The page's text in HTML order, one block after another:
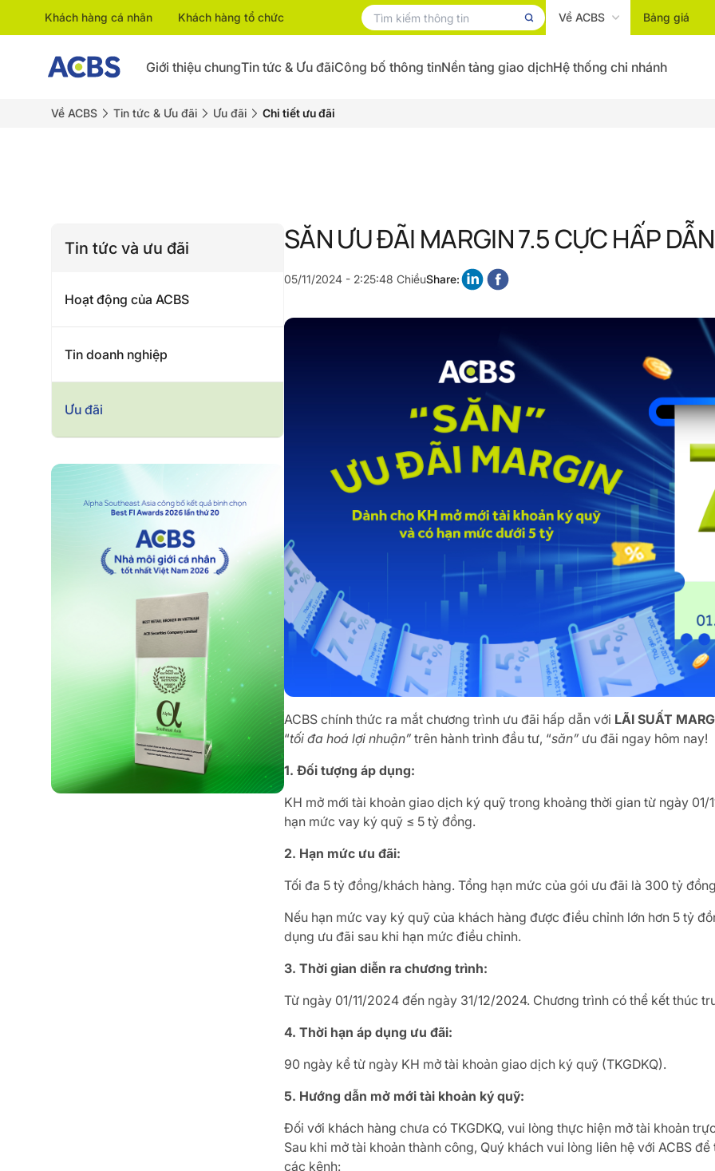
Khách hàng cá nhân Khách hàng tổ chức Về ACBS Bảng giá
Giới thiệu chungTin tức & Ưu đãiCông bố thông tinNền tảng giao dịchHệ thống chi nhánh
Về ACBS Tin tức & Ưu đãi Ưu đãi Chi tiết ưu đãi
Tin tức và ưu đãi
Hoạt động của ACBS
Tin doanh nghiệp
Ưu đãi
SĂN ƯU ĐÃI MARGIN 7.5 CỰC HẤP
05/11/2024 - 2:25:48 ChiềuShare:
ACBS chính thức ra mắt chương trình ưu đãi hấp dẫn với LÃI SUẤT
“tối đa hoá lợi nhuận”trên hành trình đầu tư, “săn”ưu đãi ngay hôm nay!
1. Đối tượng áp dụng:
KH mở mới tài khoản giao dịch ký quỹ trong khoảng thời gian từ ngày
hạn mức vay ký quỹ ≤ 5 tỷ đồng.
2. Hạn mức ưu đãi:
Tối đa 5 tỷ đồng/khách hàng. Tổng hạn mức của gói ưu đãi là 300 tỷ
Nếu hạn mức vay ký quỹ của khách hàng được điều chỉnh lớn hơn 5 tỷ
dụng ưu đãi sau khi hạn mức điều chỉnh.
3. Thời gian diễn ra chương trình:
Từ ngày 01/11/2024 đến ngày 31/12/2024. Chương trình có thể kết thúc
4. Thời hạn áp dụng ưu đãi:
90 ngày kể từ ngày KH mở tài khoản giao dịch ký quỹ (TKGDKQ).
5. Hướng dẫn mở mới tài khoản ký quỹ:
Đối với khách hàng chưa có TKGDKQ, vui lòng thực hiện mở tài khoản
Sau khi mở tài khoản thành công, Quý khách vui lòng liên hệ với ACBS
các kênh: